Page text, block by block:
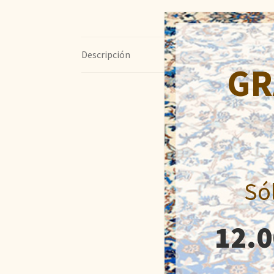
Descripción